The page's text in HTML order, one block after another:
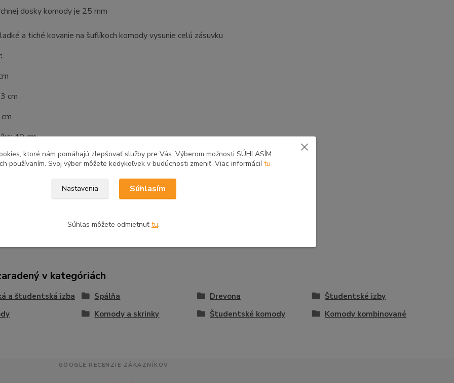
dosky komody je 25 mm
a tiché kovanie na šuflíkoch komody vysunie celú zásuvku
cm
40 cm
v demonte
v kategóriách
a študentská izba Spálňa Drevona
Študentské izby
Komody a skrinky Študentské komody Komody kombinované
GOOGLE RECENZIE ZÁKAZNÍKOV
ktoré nám pomáhajú zlepšovať služby pre Vás. Výberom možnosti SÚHLASÍM
používaním. Svoj výber môžete kedykoľvek v budúcnosti zmeniť. Viac informáciítu
Nastavenia Súhlasím
Súhlas môžete odmietnuť tu.